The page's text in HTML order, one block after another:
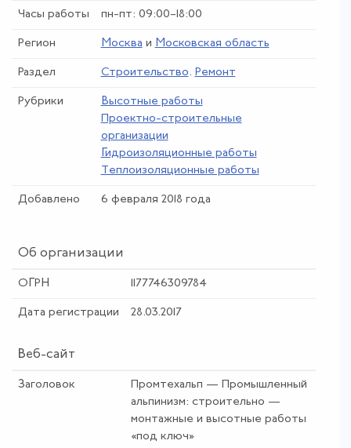
Часы работы пн-пт: 09:00–18:00
Регион Москва и Московская область
Раздел Строительство. Ремонт
Рубрики
Высотные работы
Проектно-строительные
организации
Гидроизоляционные работы
Теплоизоляционные работы
Добавлено 6 февраля 2018 года
Об организации
ОГРН 1177746309784
Дата регистрации 28.03.2017
Веб-сайт
Заголовок
Промтехальп — Промышленный
альпинизм: строительно —
монтажные и высотные работы
«под ключ»